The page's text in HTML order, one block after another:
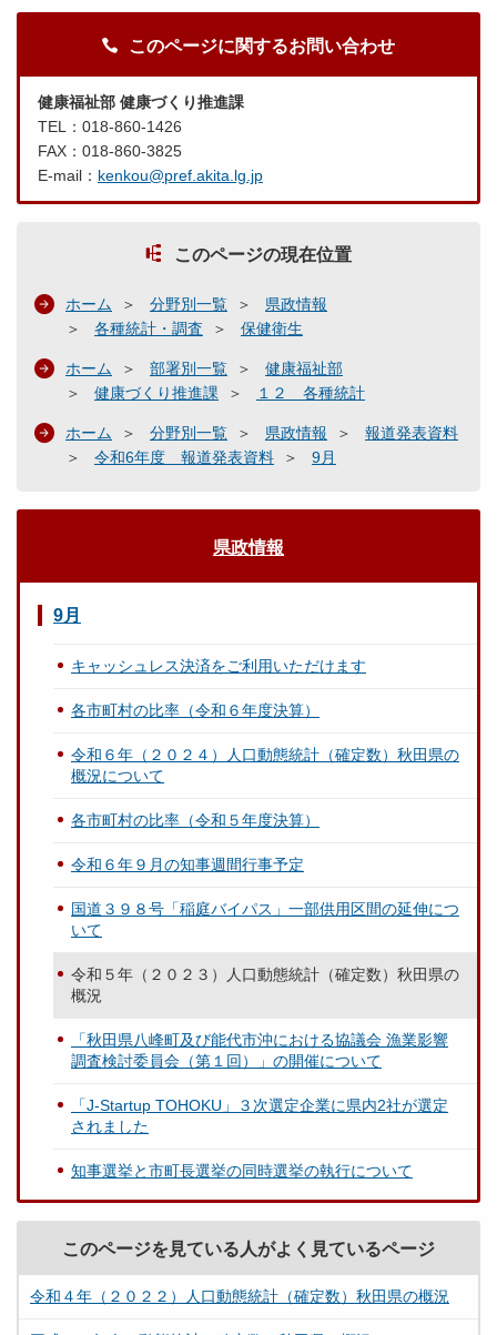
このページに関するお問い合わせ
健康福祉部 健康づくり推進課
TEL：018-860-1426
FAX：018-860-3825
E-mail： kenkou@pref.akita.lg.jp
このページの現在位置
ホーム 分野別一覧
県政情報
各種統計・調査
保健衛生
ホーム 部署別一覧
健康福祉部
健康づくり推進課
１２ 各種統計
ホーム 分野別一覧 県政情報
報道発表資料
令和6年度 報道発表資料
9月
県政情報
9月
キャッシュレス決済をご利用いただけます
各市町村の比率（令和６年度決算）
令和６年（２０２４）人口動態統計（確定数）秋田県の
概況について
各市町村の比率（令和５年度決算）
令和６年９月の知事週間行事予定
国道３９８号「稲庭バイパス」一部供用区間の延伸につ
いて
令和５年（２０２３）人口動態統計（確定数）秋田県の
概況
「秋田県八峰町及び能代市沖における協議会 漁業影響
調査検討委員会（第１回）」の開催について
「J-Startup TOHOKU」３次選定企業に県内2社が選定
されました
知事選挙と市町長選挙の同時選挙の執行について
このページを見ている人がよく見ているページ
令和４年（２０２２）人口動態統計（確定数）秋田県の概況